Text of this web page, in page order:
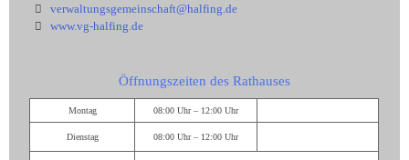
verwaltungsgemeinschaft@halfing.de
www.vg-halfing.de
Öffnungszeiten des Rathauses
Montag 08:00 Uhr – 12:00 Uhr
Dienstag 08:00 Uhr – 12:00 Uhr